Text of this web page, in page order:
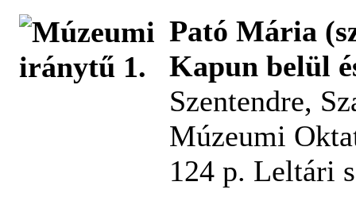
Pató Mária
Kapun belül
Szentendre,
Múzeumi
124 p. Leltári